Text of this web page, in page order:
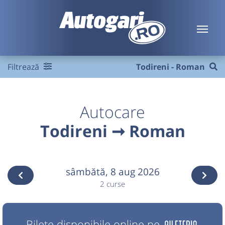
Filtrează Todireni - Roman
Autocare
Todireni ➞ Roman
sâmbătă, 8 aug 2026
2 curse